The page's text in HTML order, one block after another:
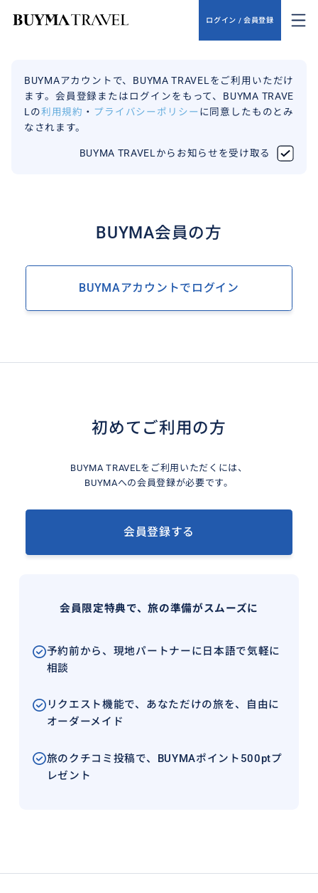
ログイン / 会員登録
BUYMAアカウントで、BUYMA TRAVELをご利用いただけ
ます。会員登録またはログインをもって、BUYMA TRAVE
Lの利用規約 ・ プライバシーポリシー に同意したものとみ
なされます。
BUYMA TRAVELからお知らせを受け取る
BUYMA会員の方
BUYMAアカウントでログイン
初めてご利用の方
BUYMA TRAVELをご利用いただくには、
BUYMAへの会員登録が必要です。
会員登録する
会員限定特典で、旅の準備がスムーズに
予約前から、現地パートナーに日本語で気軽に
相談
リクエスト機能で、あなただけの旅を、自由に
オーダーメイド
旅のクチコミ投稿で、BUYMAポイント500ptプ
レゼント